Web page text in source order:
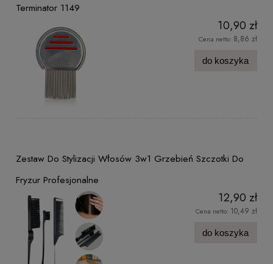
Terminator 1149
10,90 zł
Cena netto: 8,86 zł
do koszyka
Zestaw Do Stylizacji Włosów 3w1 Grzebień Szczotki Do
Fryzur Profesjonalne
12,90 zł
Cena netto: 10,49 zł
do koszyka